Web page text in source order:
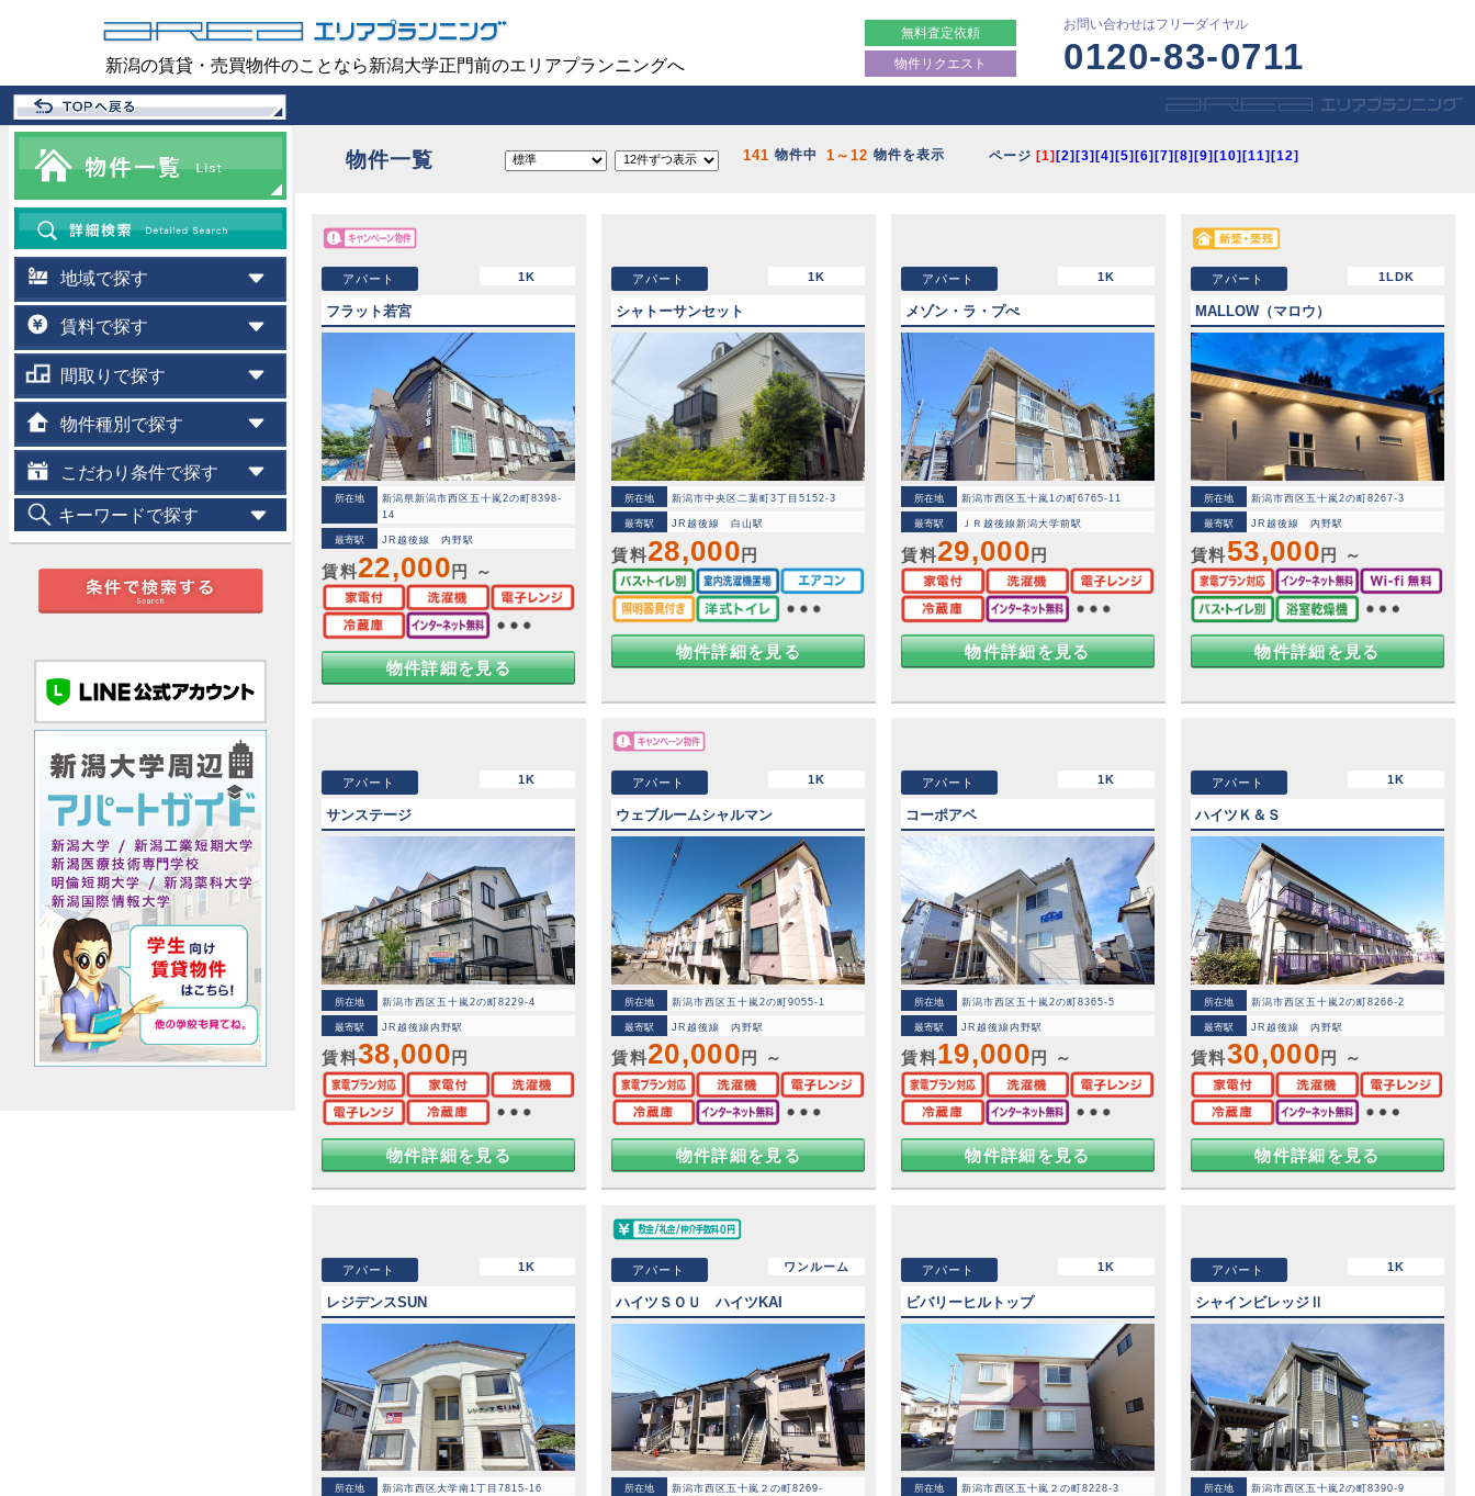
新潟の賃貸・売買物件のことなら新潟大学正門前のエリアプランニングへ
無料査定依頼
物件リクエスト
お問い合わせはフリーダイヤル
0120-83-0711
物件一覧 141 物件中 1～12 物件を表示 ページ [1][2][3][4][5][6][7][8][9][10][11][12]
アパート 1K
フラット若宮
所在地
新潟県新潟市西区五十嵐2の町8398-
14
最寄駅 JR越後線 内野駅
賃料22,000 円 ～
物件詳細を見る
アパート 1K
シャトーサンセット
所在地 新潟市中央区二葉町3丁目5152-3
最寄駅 JR越後線 白山駅
賃料28,000 円
物件詳細を見る
アパート 1K
メゾン・ラ・プぺ
所在地 新潟市西区五十嵐1の町6765-11
最寄駅 ＪＲ越後線新潟大学前駅
賃料29,000 円
物件詳細を見る
アパート 1LDK
MALLOW（マロウ）
所在地 新潟市西区五十嵐2の町8267-3
最寄駅 JR越後線 内野駅
賃料53,000 円 ～
物件詳細を見る
アパート 1K
サンステージ
所在地 新潟市西区五十嵐2の町8229-4
最寄駅 JR越後線内野駅
賃料38,000 円
物件詳細を見る
アパート 1K
ウェブルームシャルマン
所在地 新潟市西区五十嵐2の町9055-1
最寄駅 JR越後線 内野駅
賃料20,000 円 ～
物件詳細を見る
アパート 1K
コーポアベ
所在地 新潟市西区五十嵐2の町8365-5
最寄駅 JR越後線内野駅
賃料19,000 円 ～
物件詳細を見る
アパート 1K
ハイツＫ＆Ｓ
所在地 新潟市西区五十嵐2の町8266-2
最寄駅 JR越後線 内野駅
賃料30,000 円 ～
物件詳細を見る
アパート 1K
レジデンスSUN
所在地 新潟市西区大学南1丁目7815-16
アパート ワンルーム
ハイツＳＯＵ ハイツKAI
所在地
新潟市西区五十嵐２の町8269-
アパート 1K
ビバリーヒルトップ
所在地 新潟市西区五十嵐２の町8228-3
アパート 1K
シャインビレッジⅡ
所在地 新潟市西区五十嵐2の町8390-9
地域で探す
賃料で探す
間取りで探す
物件種別で探す
こだわり条件で探す
キーワードで探す